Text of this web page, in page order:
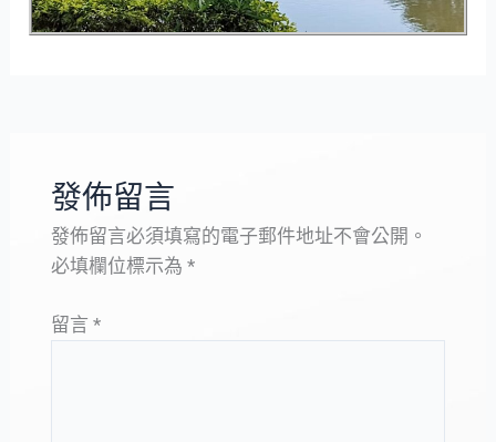
發佈留言
發佈留言必須填寫的電子郵件地址不會公開。
必填欄位標示為 *
留言 *